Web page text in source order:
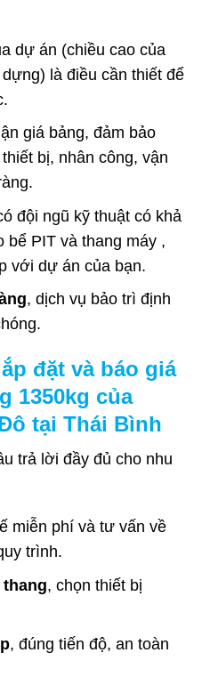
dự án (chiều cao của
là điều cần thiết để
giá bảng, đảm bảo
bị, nhân công, vận
đội ngũ kỹ thuật có khả
bể PIT và thang máy ,
với dự án của bạn.
, dịch vụ bảo trì định
đặt và báo giá
1350kg của
tại Thái Bình
trả lời đầy đủ cho nhu
miễn phí và tư vấn về
trình.
thang, chọn thiết bị
, đúng tiến độ, an toàn